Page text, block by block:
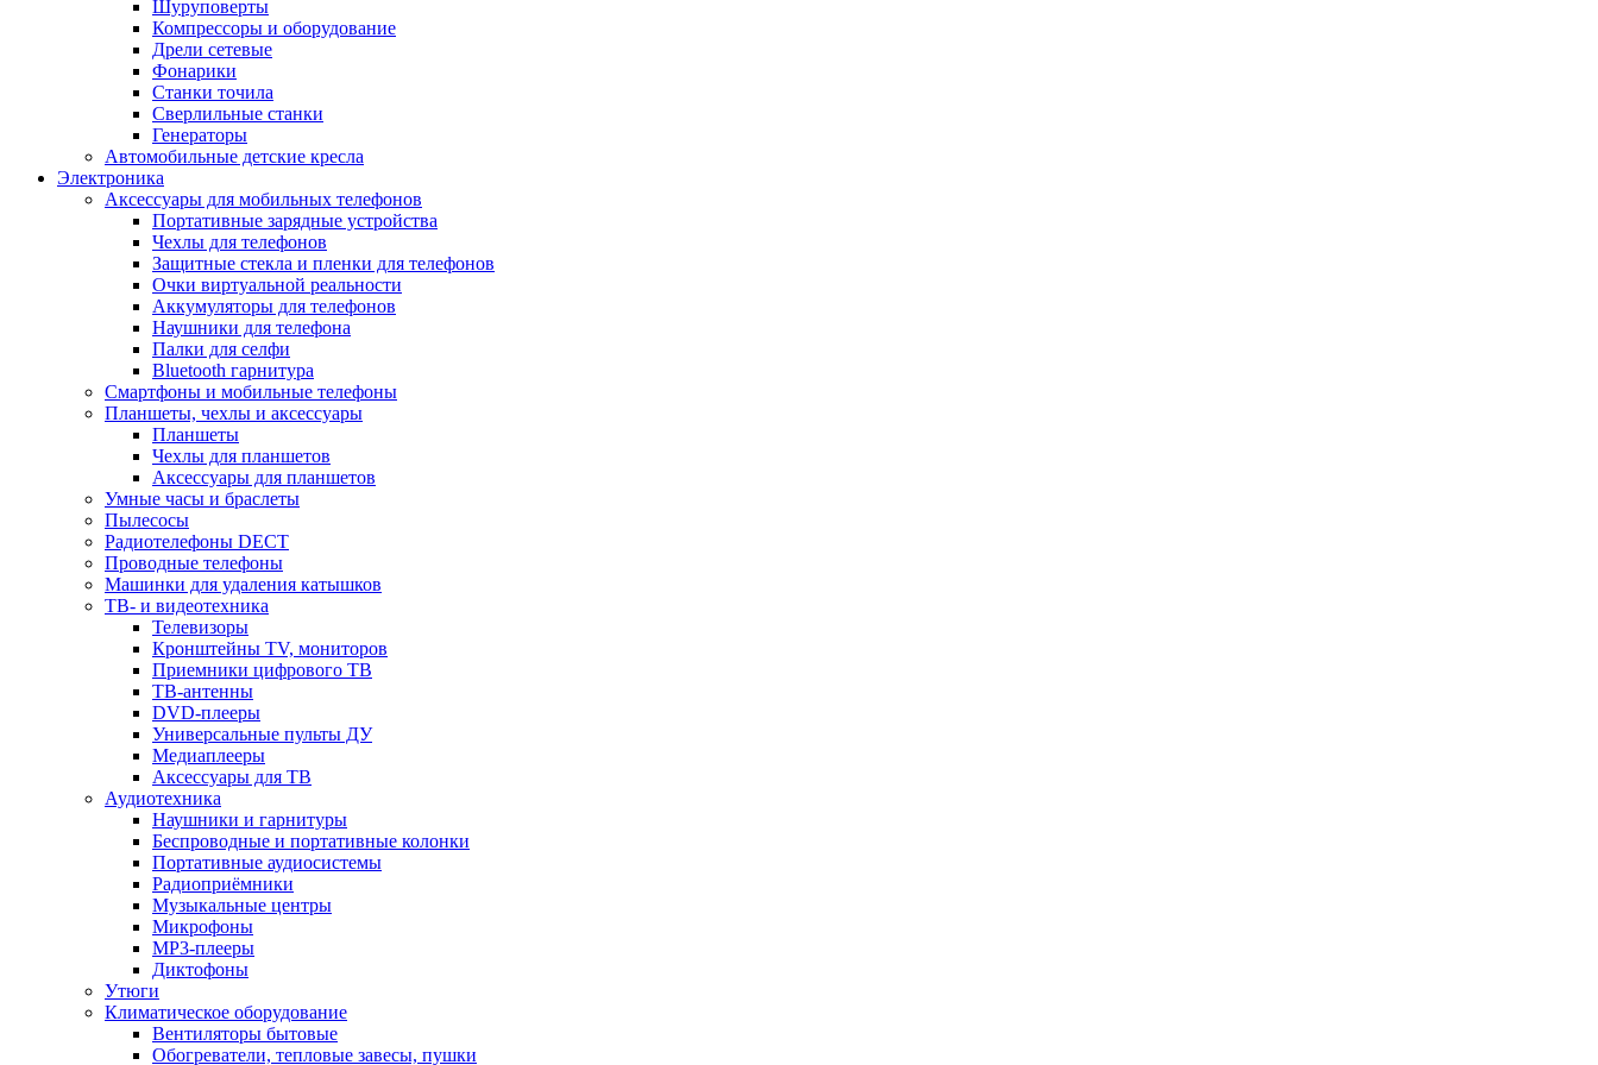
Шуруповерты
Компрессоры и оборудование
Дрели сетевые
Фонарики
Станки точила
Сверлильные станки
Генераторы
Автомобильные детские кресла
Электроника
Аксессуары для мобильных телефонов
Портативные зарядные устройства
Чехлы для телефонов
Защитные стекла и пленки для телефонов
Очки виртуальной реальности
Аккумуляторы для телефонов
Наушники для телефона
Палки для селфи
Bluetooth гарнитура
Смартфоны и мобильные телефоны
Планшеты, чехлы и аксессуары
Планшеты
Чехлы для планшетов
Аксессуары для планшетов
Умные часы и браслеты
Пылесосы
Радиотелефоны DECT
Проводные телефоны
Машинки для удаления катышков
ТВ- и видеотехника
Телевизоры
Кронштейны TV, мониторов
Приемники цифрового ТВ
ТВ-антенны
DVD-плееры
Универсальные пульты ДУ
Медиаплееры
Аксессуары для ТВ
Аудиотехника
Наушники и гарнитуры
Беспроводные и портативные колонки
Портативные аудиосистемы
Радиоприёмники
Музыкальные центры
Микрофоны
MP3-плееры
Диктофоны
Утюги
Климатическое оборудование
Вентиляторы бытовые
Обогреватели, тепловые завесы, пушки